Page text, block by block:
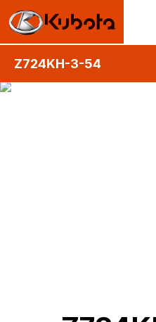
Z724KH-3-54